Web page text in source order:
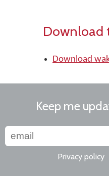
Download
Download
Keep me
Privacy policy